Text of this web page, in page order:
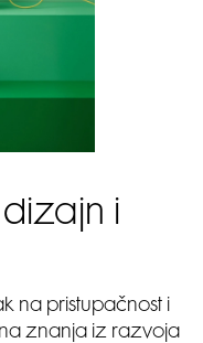
dizajn i
na pristupačnost i
znanja iz razvoja